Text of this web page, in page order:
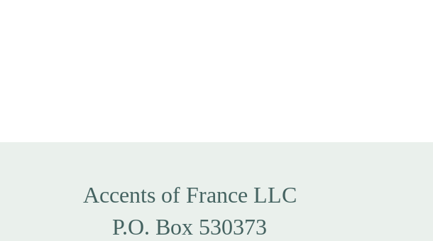
Accents of France LLC
P.O. Box 530373